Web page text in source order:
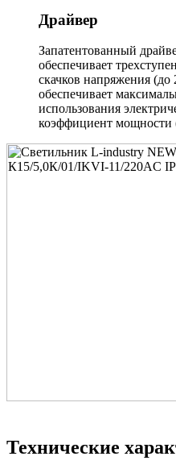
Драйвер
Запатентованный
обеспечивает
скачков напряжения
обеспечивает
использования
коэффициент мощности
Технические